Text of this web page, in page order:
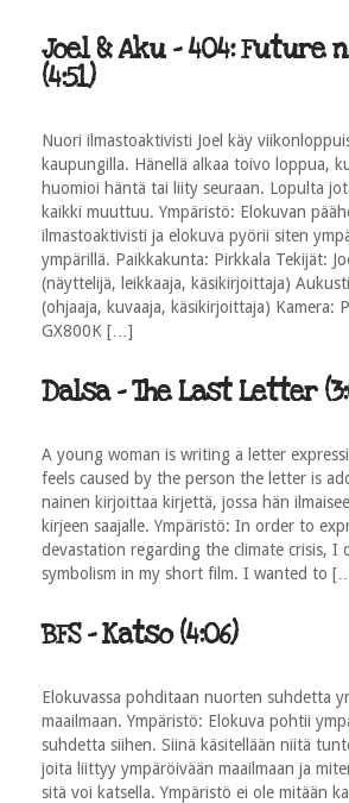
Joel & Aku - 404: Future
(4:51)
Nuori ilmastoaktivisti Joel käy
kaupungilla. Hänellä alkaa toivo loppua,
huomioi häntä tai liity seuraan. Lopulta
kaikki muuttuu. Ympäristö: Elokuvan
ilmastoaktivisti ja elokuva pyörii siten
ympärillä. Paikkakunta: Pirkkala Tekijät:
(näyttelijä, leikkaaja, käsikirjoittaja)
(ohjaaja, kuvaaja, käsikirjoittaja) Kamera:
GX800K […]
Dalsa - The Last Letter
A young woman is writing a letter
feels caused by the person the letter is
nainen kirjoittaa kirjettä, jossa hän
kirjeen saajalle. Ympäristö: In order to
devastation regarding the climate crisis, I
symbolism in my short film. I wanted to
BFS - Katso (4:06)
Elokuvassa pohditaan nuorten suhdetta
maailmaan. Ympäristö: Elokuva pohtii
suhdetta siihen. Siinä käsitellään niitä
joita liittyy ympäröivään maailmaan ja
sitä voi katsella. Ympäristö ei ole mitään